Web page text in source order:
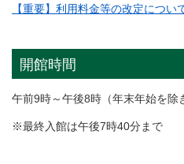
【重要】利用料金等の改定につい
開館時間
午前9時～午後8時（年末年始を除
※最終入館は午後7時40分まで